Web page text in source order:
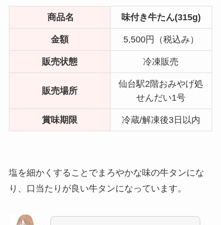
商品名 味付き牛たん(315g)
金額 5,500円（税込み）
販売状態 冷凍販売
販売場所
仙台駅2階おみやげ処
せんだい1号
賞味期限 冷蔵/解凍後3日以内
塩を細かくすることでまろやかな味の牛タンにな
り、口当たりが良い牛タンになっています。